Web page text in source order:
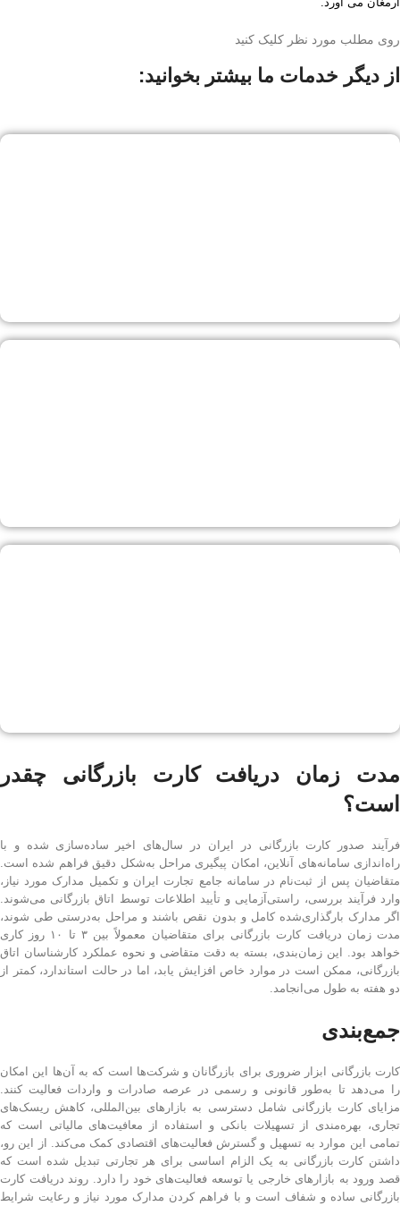
روی مطلب مورد نظر کلیک کنید
از دیگر خدمات ما بیشتر بخوانید:
مدت زمان دریافت کارت بازرگانی چقدر
است؟
فرآیند صدور کارت بازرگانی در ایران در سال‌های اخیر ساده‌سازی شده و با
راه‌اندازی سامانه‌های آنلاین، امکان پیگیری مراحل به‌شکل دقیق فراهم شده است.
متقاضیان پس از ثبت‌نام در سامانه جامع تجارت ایران و تکمیل مدارک مورد نیاز،
وارد فرآیند بررسی، راستی‌آزمایی و تأیید اطلاعات توسط اتاق بازرگانی می‌شوند.
اگر مدارک بارگذاری‌شده کامل و بدون نقص باشند و مراحل به‌درستی طی شوند،
مدت زمان دریافت کارت بازرگانی برای متقاضیان معمولاً بین ۳ تا ۱۰ روز کاری
خواهد بود. این زمان‌بندی، بسته به دقت متقاضی و نحوه عملکرد کارشناسان اتاق
بازرگانی، ممکن است در موارد خاص افزایش یابد، اما در حالت استاندارد، کمتر از
دو هفته به طول می‌انجامد.
جمع‌بندی
کارت بازرگانی ابزار ضروری برای بازرگانان و شرکت‌ها است که به آن‌ها این امکان
را می‌دهد تا به‌طور قانونی و رسمی در عرصه صادرات و واردات فعالیت کنند.
مزایای کارت بازرگانی شامل دسترسی به بازارهای بین‌المللی، کاهش ریسک‌های
تجاری، بهره‌مندی از تسهیلات بانکی و استفاده از معافیت‌های مالیاتی است که
تمامی این موارد به تسهیل و گسترش فعالیت‌های اقتصادی کمک می‌کند. از این رو،
داشتن کارت بازرگانی به یک الزام اساسی برای هر تجارتی تبدیل شده است که
قصد ورود به بازارهای خارجی یا توسعه فعالیت‌های خود را دارد. روند دریافت کارت
بازرگانی ساده و شفاف است و با فراهم کردن مدارک مورد نیاز و رعایت شرایط